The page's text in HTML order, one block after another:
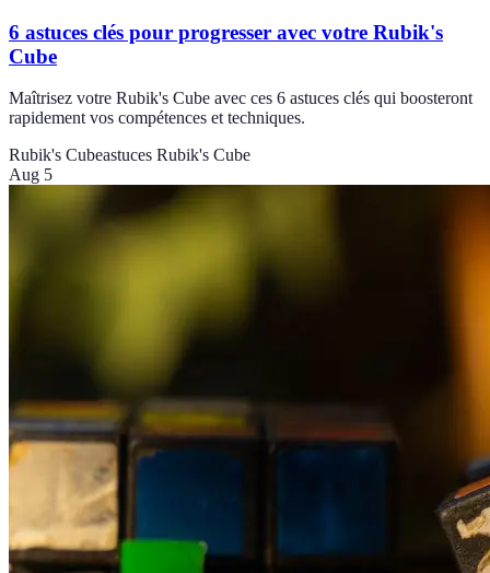
6 astuces clés pour progresser avec votre Rubik's
Cube
Maîtrisez votre Rubik's Cube avec ces 6 astuces clés qui boosteront
rapidement vos compétences et techniques.
Rubik's Cubeastuces Rubik's Cube
Aug 5